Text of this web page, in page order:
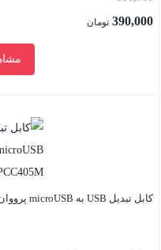
اصلی:390,000 تومان
کابل تبدیل USB به microUSB پرووان مدل PCC405M طول 1 متر